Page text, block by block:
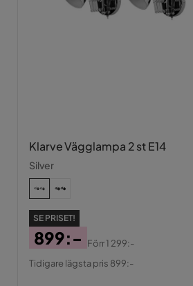
Klarve Vägglampa 2 st E14
Silver
SE PRISET!
Pris
899:-
Original
Förr1 299:-
Tidigare lägsta pris 899:-